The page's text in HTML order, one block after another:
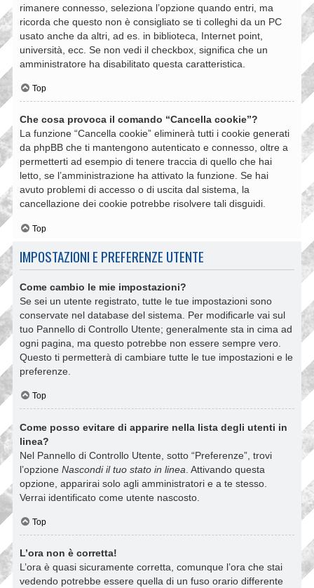
rimanere connesso, seleziona l’opzione quando entri, ma
ricorda che questo non è consigliato se ti colleghi da un PC
usato anche da altri, ad es. in biblioteca, Internet point,
università, ecc. Se non vedi il checkbox, significa che un
amministratore ha disabilitato questa caratteristica.
Top
Che cosa provoca il comando “Cancella cookie”?
La funzione “Cancella cookie” eliminerà tutti i cookie generati
da phpBB che ti mantengono autenticato e connesso, oltre a
permetterti ad esempio di tenere traccia di quello che hai
letto, se l’amministrazione ha attivato la funzione. Se hai
avuto problemi di accesso o di uscita dal sistema, la
cancellazione dei cookie potrebbe risolvere tali disguidi.
Top
IMPOSTAZIONI E PREFERENZE UTENTE
Come cambio le mie impostazioni?
Se sei un utente registrato, tutte le tue impostazioni sono
conservate nel database del sistema. Per modificarle vai sul
tuo Pannello di Controllo Utente; generalmente sta in cima ad
ogni pagina, ma questo potrebbe non essere sempre vero.
Questo ti permetterà di cambiare tutte le tue impostazioni e le
preferenze.
Top
Come posso evitare di apparire nella lista degli utenti in
linea?
Nel Pannello di Controllo Utente, sotto “Preferenze”, trovi
l’opzione Nascondi il tuo stato in linea . Attivando questa
opzione, apparirai solo agli amministratori e a te stesso.
Verrai identificato come utente nascosto.
Top
L’ora non è corretta!
L’ora è quasi sicuramente corretta, comunque l’ora che stai
vedendo potrebbe essere quella di un fuso orario differente